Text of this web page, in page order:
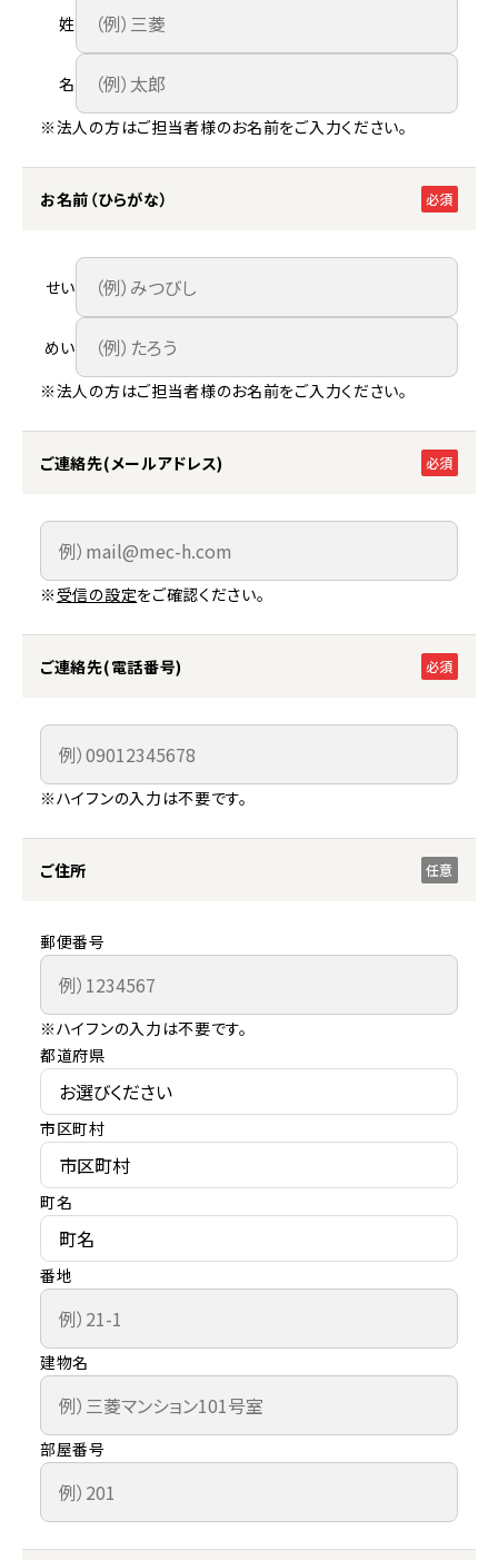
姓
名
※法人の方はご担当者様のお名前をご入力ください。
お名前（ひらがな） 必須
せい
めい
※法人の方はご担当者様のお名前をご入力ください。
ご連絡先(メールアドレス) 必須
※ 受信の設定をご確認ください。
ご連絡先(電話番号) 必須
※ハイフンの入力は不要です。
ご住所 任意
郵便番号
※ハイフンの入力は不要です。
都道府県
市区町村
町名
番地
建物名
部屋番号